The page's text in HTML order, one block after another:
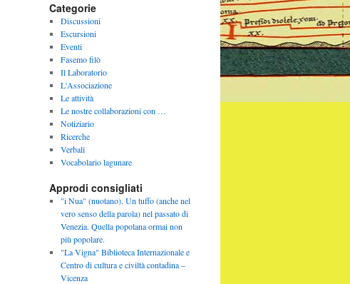
Categorie
Discussioni
Escursioni
Eventi
Fasemo filò
Il Laboratorio
L'Associazione
Le attività
Le nostre collaborazioni con …
Notiziario
Ricerche
Verbali
Vocabolario lagunare
Approdi consigliati
"i Nua" (nuotano). Un tuffo (anche nel
vero senso della parola) nel passato di
Venezia. Quella popolana ormai non
più popolare.
"La Vigna" Biblioteca Internazionale e
Centro di cultura e civiltà contadina –
Vicenza